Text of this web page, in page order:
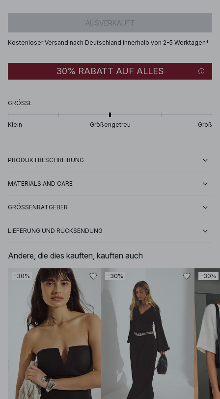
AUSVERKAUFT
Kostenloser Versand nach Deutschland innerhalb von 2-5 Werktagen*
30% RABATT AUF ALLES
GRÖSSE
Klein Größengetreu Groß
PRODUKTBESCHREIBUNG
MATERIALS AND CARE
GRÖSSENRATGEBER
LIEFERUNG UND RÜCKSENDUNG
Andere, die dies kauften, kauften auch
-30% -30% -30%